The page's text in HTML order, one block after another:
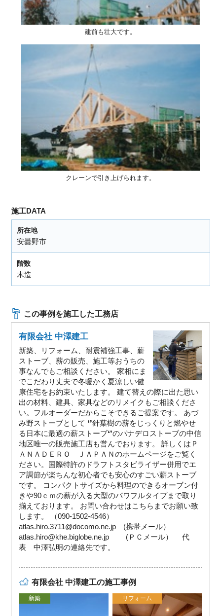
建前も壮大です。
クレーンで引き上げられます。
施工DATA
所在地
安曇野市
階数
木造
この事例を施工した工務店
有限会社 中澤建工
新築、リフォーム、耐震補強工事、薪
ストーブ、薪の販売、施工等おうちの
事なんでもご相談ください。 家相にま
でこだわり丈夫で冬暖かく夏涼しい健
康住宅をお約束いたします。 建て替えの際に出た思い
出の材料、建具、家具などのリメイクもご相談くださ
い。フルオーダーだからこそできるご提案です。 あづ
み野ストーブとして ❛❜針葉樹の薪をじっくりと燃やせ
る日本に最適の薪ストーブ❛❜のパナデロストーブの中信
地区唯一の販売施工店も営んでおります。 詳しくはＰ
ＡＮＡＤＥＲＯ ＪＡＰＡＮのホームページをご覧く
ださい。国際特許のドラフトスタビライザー併用でエ
ア調節が楽ちんな初心者でも安心のすごい薪ストーブ
です。 コンパクトサイズから料理のできるオーブン付
きや90ｃｍの薪が入る大型のパワフルタイプまで取り
揃えております。 お問い合わせはこちらまでお願い致
します。 （090-1502-4546）
atlas.hiro.3711@docomo.ne.jp (携帯メール）
atlas.hiro@khe.biglobe.ne.jp (ＰＣメール） 代
表 中澤弘明の連絡先です。
有限会社 中澤建工の施工事例
新築 リフォーム